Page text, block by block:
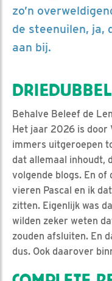
zo’n
de steenuilen, ja,
aan bij.
DRIEDUBBEL
Behalve Beleef de
Het jaar 2026 is door
immers uitgeroepen
dat allemaal inhoudt,
volgende blogs. En of
vieren Pascal en ik
zitten. Eigenlijk was
wilden zeker weten
zouden afsluiten. En
dus. Ook daarover